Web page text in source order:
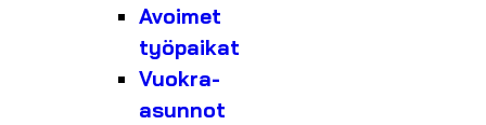
Avoimet
työpaikat
Vuokra-
asunnot